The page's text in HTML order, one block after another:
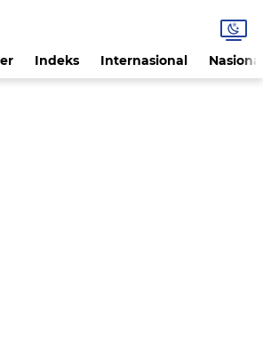
Indeks Internasional